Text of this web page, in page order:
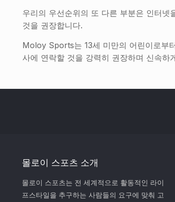
우리의 우선순위의 또 다른 부분은 인터
것을 권장합니다.
Moloy Sports는 13세 미만의 어린이로부
사에 연락할 것을 강력히 권장하며 신속
몰로이 스포츠 소개
몰로이 스포츠는 전 세계적으로 활동적인 라이
프스타일을 추구하는 사람들의 요구에 맞춰 고